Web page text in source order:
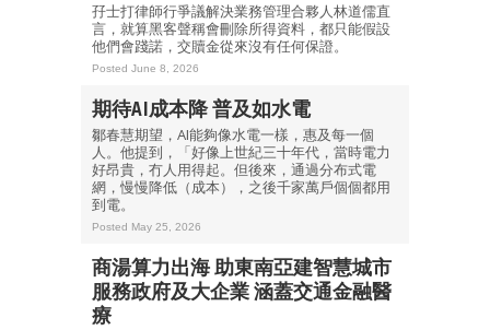
孖士打律師行爭議解決業務管理合夥人林道儒直
言，就算黑客聲稱會刪除所得資料，都只能假設
他們會踐諾，交贖金從來沒有任何保證。
Posted June 8, 2026
期待AI成本降 普及如水電
鄒春慧期望，AI能夠像水電一樣，惠及每一個
人。他提到，「好像上世紀三十年代，當時電力
好昂貴，冇人用得起。但後來，通過分布式電
網，慢慢降低（成本），之後千家萬戶個個都用
到電。
Posted May 25, 2026
商湯算力出海 助東南亞建智慧城市
服務政府及大企業 涵蓋交通金融醫
療